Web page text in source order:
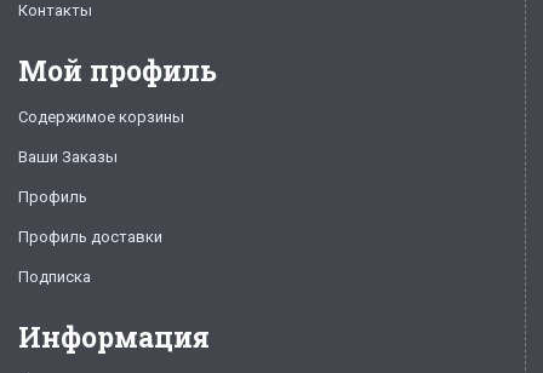
Контакты
Мой профиль
Содержимое корзины
Ваши Заказы
Профиль
Профиль доставки
Подписка
Информация